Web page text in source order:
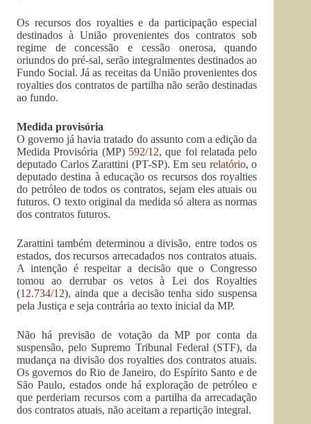
Os recursos dos royalties e da participação especial
destinados à União provenientes dos contratos sob
regime de concessão e cessão onerosa, quando
oriundos do pré-sal, serão integralmentes destinados ao
Fundo Social. Já as receitas da União provenientes dos
royalties dos contratos de partilha não serão destinadas
ao fundo.
Medida provisória
O governo já havia tratado do assunto com a edição da
Medida Provisória (MP) 592/12, que foi relatada pelo
deputado Carlos Zarattini (PT-SP). Em seu relatório, o
deputado destina à educação os recursos dos royalties
do petróleo de todos os contratos, sejam eles atuais ou
futuros. O texto original da medida só altera as normas
dos contratos futuros.
Zarattini também determinou a divisão, entre todos os
estados, dos recursos arrecadados nos contratos atuais.
A intenção é respeitar a decisão que o Congresso
tomou ao derrubar os vetos à Lei dos Royalties
(12.734/12), ainda que a decisão tenha sido suspensa
pela Justiça e seja contrária ao texto inicial da MP.
Não há previsão de votação da MP por conta da
suspensão, pelo Supremo Tribunal Federal (STF), da
mudança na divisão dos royalties dos contratos atuais.
Os governos do Rio de Janeiro, do Espírito Santo e de
São Paulo, estados onde há exploração de petróleo e
que perderiam recursos com a partilha da arrecadação
dos contratos atuais, não aceitam a repartição integral.